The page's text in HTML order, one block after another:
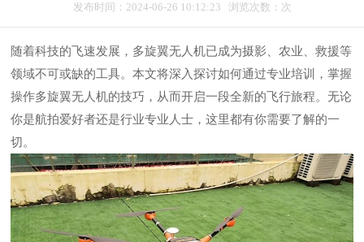
发布时间：2024-06-26 10:12:23 浏览次数： 次
随着科技的飞速发展，多旋翼无人机已成为摄影、农业、救援等
领域不可或缺的工具。本文将深入探讨如何通过专业培训，掌握
操作多旋翼无人机的技巧，从而开启一段全新的飞行旅程。无论
你是航拍爱好者还是行业专业人士，这里都有你需要了解的一
切。